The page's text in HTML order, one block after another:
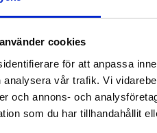
cookies
för att anpassa
vår trafik. Vi
och annons- och
som du har tillhandahållit